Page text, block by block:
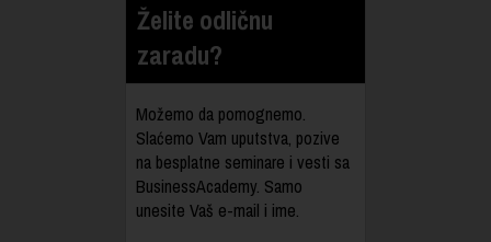
Želite odličnu
zaradu?
Možemo da pomognemo.
Slaćemo Vam uputstva, pozive
na besplatne seminare i vesti sa
BusinessAcademy. Samo
unesite Vaš e-mail i ime.